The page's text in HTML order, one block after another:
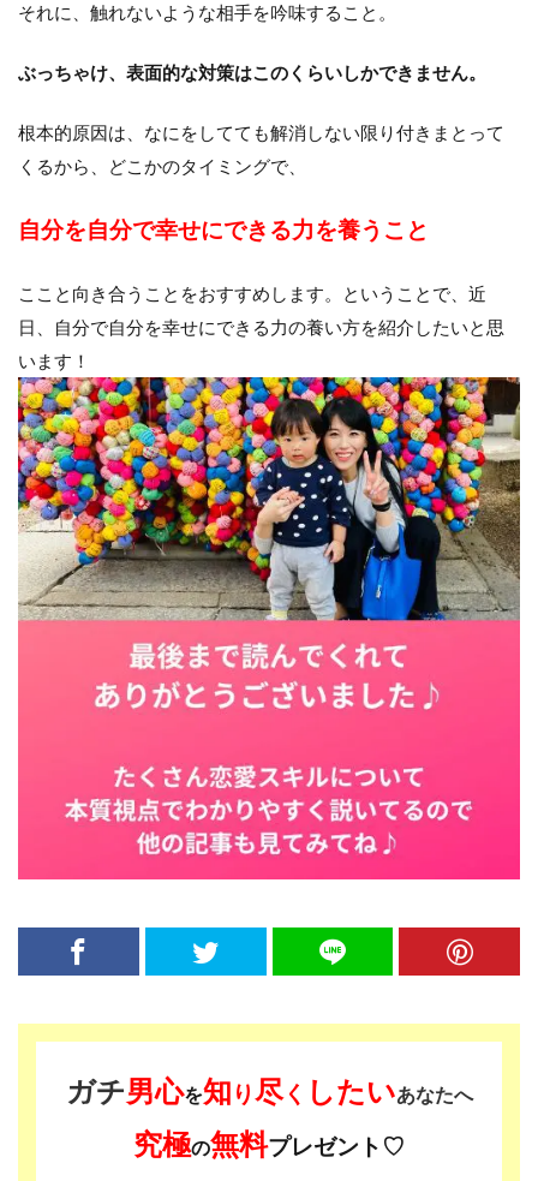
それに、触れないような相手を吟味すること。
ぶっちゃけ、表面的な対策はこのくらいしかできません。
根本的原因は、なにをしてても解消しない限り付きまとって
くるから、どこかのタイミングで、
自分を自分で幸せにできる力を養うこと
ここと向き合うことをおすすめします。ということで、近
日、自分で自分を幸せにできる力の養い方を紹介したいと思
います！
ガチ男心を知 り尽く したいあなたへ
究極の無料プレゼント♡